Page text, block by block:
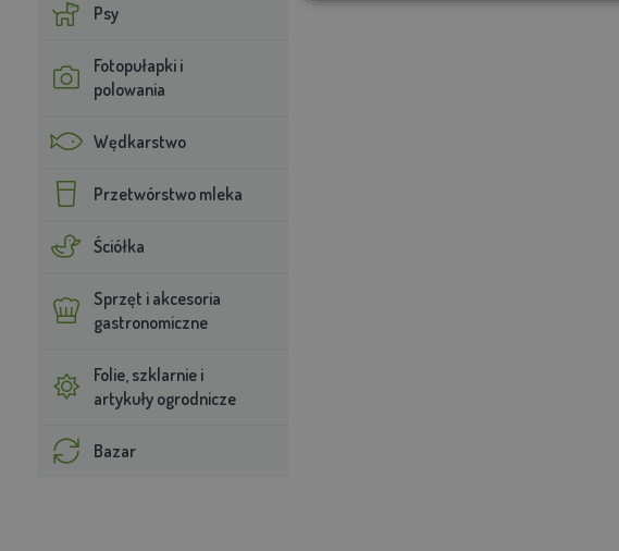
Psy
Fotopułapki i
polowania
Wędkarstwo
Przetwórstwo mleka
Ściółka
Sprzęt i akcesoria
gastronomiczne
Folie, szklarnie i
artykuły ogrodnicze
Bazar